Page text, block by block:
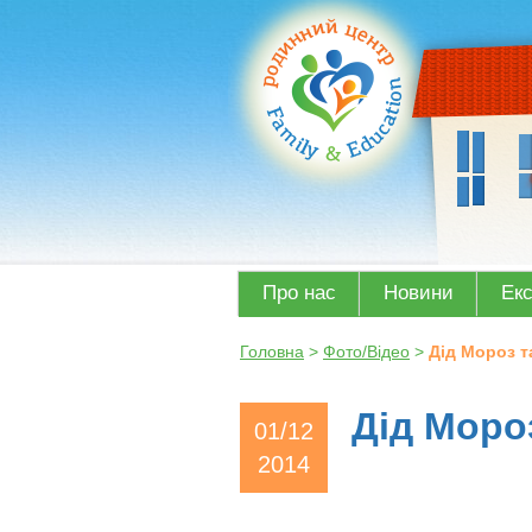
Про нас Новини
Головна > Фото/Відео > Дід Мороз
01/12
2014
Дід